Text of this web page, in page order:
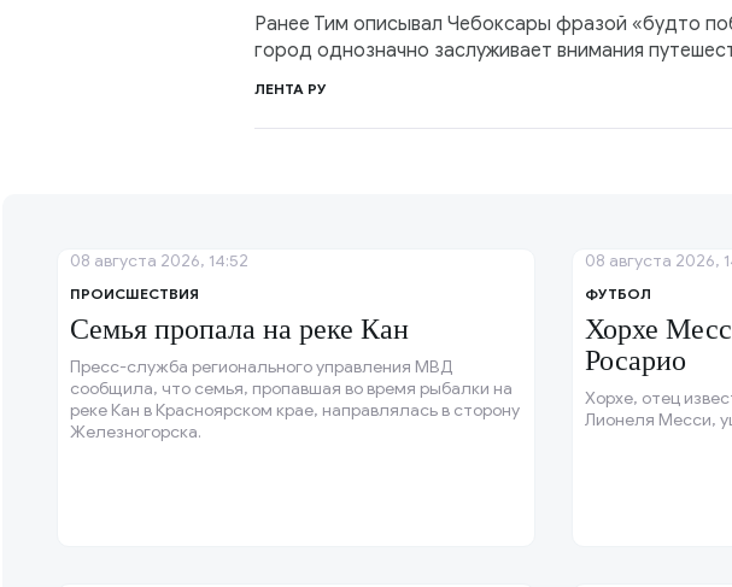
Ранее Тим описывал Чебоксары фразой «будто
город однозначно заслуживает внимания
ЛЕНТА РУ
ПРОИСШЕСТВИЯ
Семья пропала на реке Кан
Пресс-служба регионального управления МВД
сообщила, что семья, пропавшая во время рыбалки на
реке Кан в Красноярском крае, направлялась в сторону
Железногорска.
08 августа 2026, 14:52
ФУТБОЛ
Хорхе
Росарио
Хорхе, отец
Лионеля Месси,
08 августа 2026,